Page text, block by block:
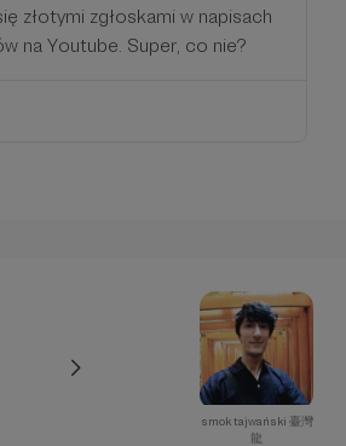
złotymi zgłoskami w napisach
na Youtube. Super, co nie?
smok tajwański 臺灣
龍